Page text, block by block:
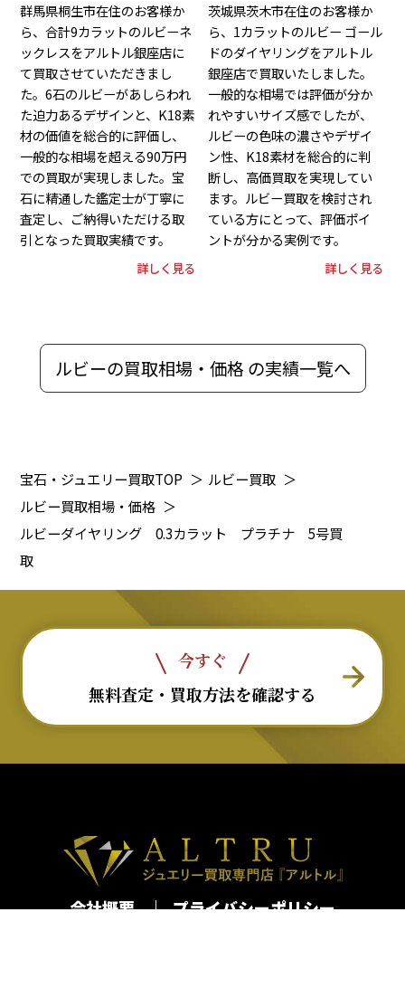
群馬県桐生市在住のお客様か
ら、合計9カラットのルビーネ
ックレスをアルトル銀座店に
て買取させていただきまし
た。6石のルビーがあしらわれ
た迫力あるデザインと、K18素
材の価値を総合的に評価し、
一般的な相場を超える90万円
での買取が実現しました。宝
石に精通した鑑定士が丁寧に
査定し、ご納得いただける取
引となった買取実績です。
詳しく見る
茨城県茨木市在住のお客様か
ら、1カラットのルビー ゴール
ドのダイヤリングをアルトル
銀座店で買取いたしました。
一般的な相場では評価が分か
れやすいサイズ感でしたが、
ルビーの色味の濃さやデザイ
ン性、K18素材を総合的に判
断し、高価買取を実現してい
ます。ルビー買取を検討され
ている方にとって、評価ポイ
ントが分かる実例です。
詳しく見る
ルビーの買取相場・価格 の実績一覧へ
宝石・ジュエリー買取TOP ＞ ルビー買取 ＞
ルビー買取相場・価格 ＞
ルビーダイヤリング 0.3カラット プラチナ 5号買
取
今すぐ
無料査定・買取方法を確認する
会社概要 プライバシーポリシー